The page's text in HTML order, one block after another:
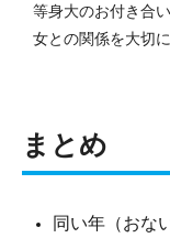
等身大のお付き合
女との関係を大切
まとめ
同い年（おな